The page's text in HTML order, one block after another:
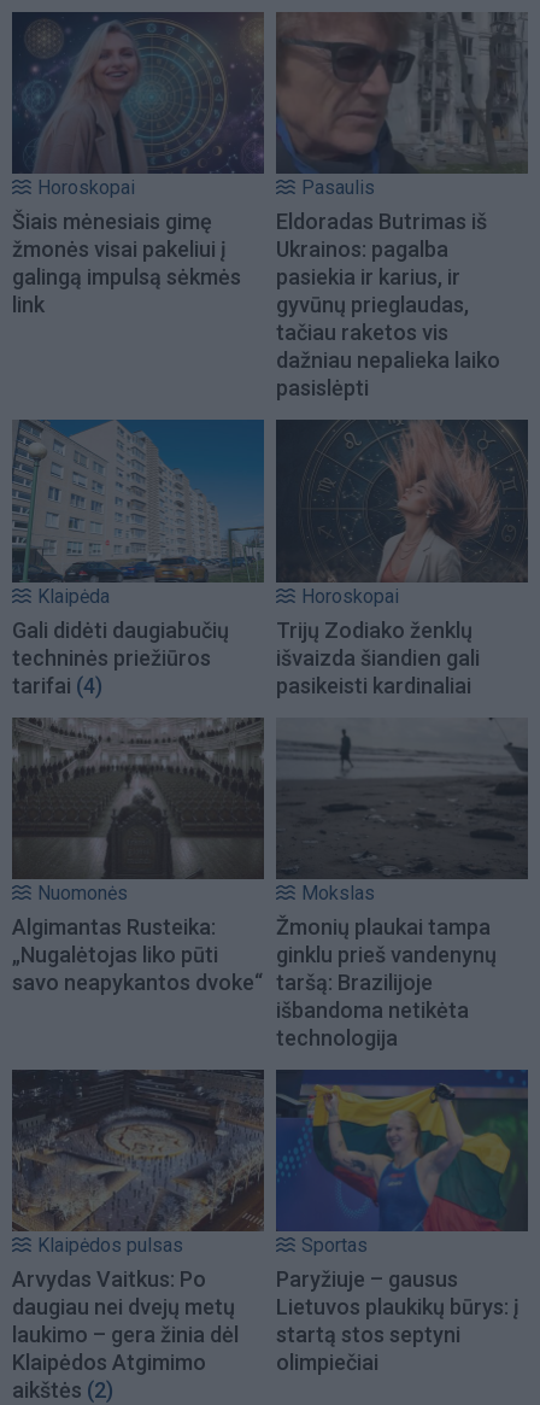
Horoskopai
Šiais mėnesiais gimę
žmonės visai pakeliui į
galingą impulsą sėkmės
link
Pasaulis
Eldoradas Butrimas iš
Ukrainos: pagalba
pasiekia ir karius, ir
gyvūnų prieglaudas,
tačiau raketos vis
dažniau nepalieka laiko
pasislėpti
Klaipėda
Gali didėti daugiabučių
techninės priežiūros
tarifai (4)
Horoskopai
Trijų Zodiako ženklų
išvaizda šiandien gali
pasikeisti kardinaliai
Nuomonės
Algimantas Rusteika:
„Nugalėtojas liko pūti
savo neapykantos dvoke“
Mokslas
Žmonių plaukai tampa
ginklu prieš vandenynų
taršą: Brazilijoje
išbandoma netikėta
technologija
Klaipėdos pulsas
Arvydas Vaitkus: Po
daugiau nei dvejų metų
laukimo – gera žinia dėl
Klaipėdos Atgimimo
aikštės (2)
Sportas
Paryžiuje – gausus
Lietuvos plaukikų būrys: į
startą stos septyni
olimpiečiai